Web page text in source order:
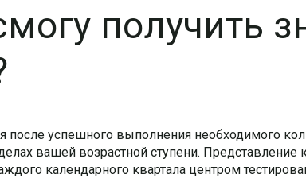
получить
после успешного выполнения необходимого
вашей возрастной ступени.
календарного квартала центром